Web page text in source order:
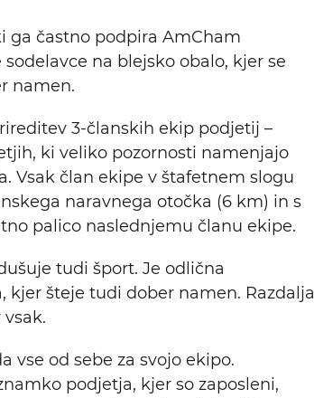
ga častno podpira AmCham
na blejsko obalo, kjer se
namen.
3-članskih ekip podjetij –
ki veliko pozornosti namenjajo
Vsak član ekipe v štafetnem slogu
naravnega otočka (6 km) in s
palico naslednjemu članu ekipe.
tudi šport. Je odlična
šteje tudi dober namen. Razdalja
vse od sebe za svojo ekipo.
podjetja, kjer so zaposleni,